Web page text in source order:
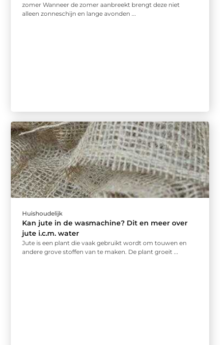
zomer Wanneer de zomer aanbreekt brengt deze niet
alleen zonneschijn en lange avonden ...
Huishoudelijk
Kan jute in de wasmachine? Dit en meer over
jute i.c.m. water
Jute is een plant die vaak gebruikt wordt om touwen en
andere grove stoffen van te maken. De plant groeit ...